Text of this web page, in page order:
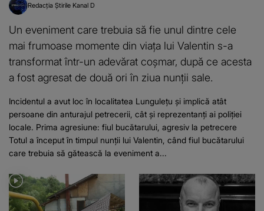
Redacția Știrile Kanal D
Un eveniment care trebuia să fie unul dintre cele
mai frumoase momente din viața lui Valentin s-a
transformat într-un adevărat coșmar, după ce acesta
a fost agresat de două ori în ziua nunții sale.
Incidentul a avut loc în localitatea Lungulețu și implică atât
persoane din anturajul petrecerii, cât și reprezentanți ai poliției
locale. Prima agresiune: fiul bucătarului, agresiv la petrecere
Totul a început în timpul nunții lui Valentin, când fiul bucătarului
care trebuia să gătească la eveniment a...